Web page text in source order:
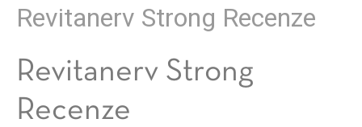
Revitanerv Strong Recenze
Revitanerv Strong
Recenze